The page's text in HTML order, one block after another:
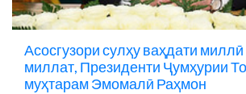
Асосгузори сулҳу ваҳдати
миллат, Президенти Ҷумҳурии
муҳтарам Эмомалӣ Раҳмон